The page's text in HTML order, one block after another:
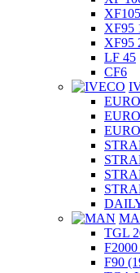
XF95
XF95
LF 45
CF6
TGL
F90